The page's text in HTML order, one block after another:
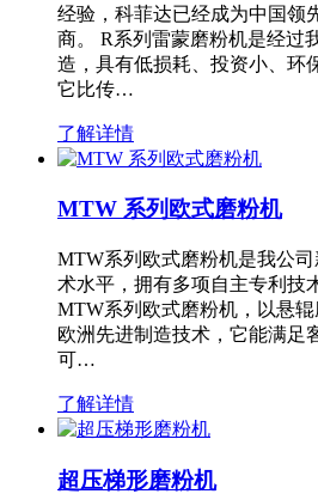
经验，科菲达已经成为中国领
商。 R系列雷蒙磨粉机是经过
造，具有低损耗、投资小、环
它比传…
了解详情
MTW 系列欧式磨粉机
MTW系列欧式磨粉机是我公
术水平，拥有多项自主专利
MTW系列欧式磨粉机，以悬辊
欧洲先进制造技术，它能满足
可…
了解详情
超压梯形磨粉机